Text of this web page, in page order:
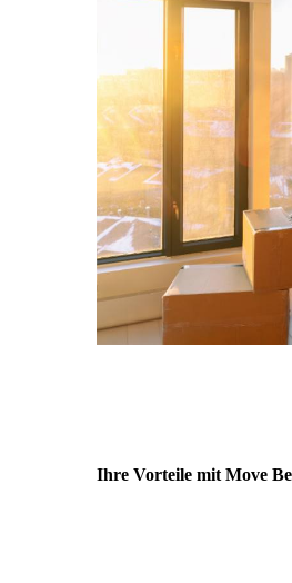
Ihre Vorteile mit Move